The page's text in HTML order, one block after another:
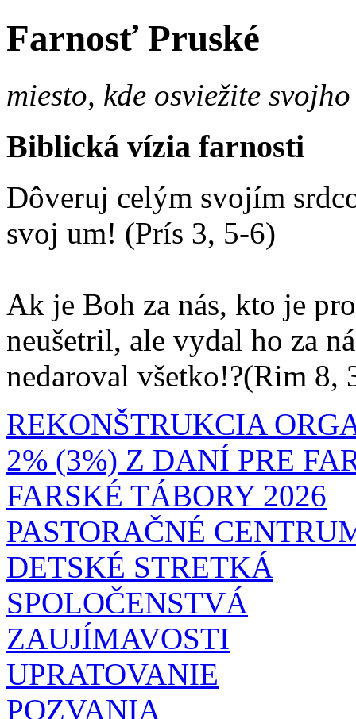
Farnosť Pruské
miesto, kde osviežite
Biblická vízia farnosti
Dôveruj celým svojím
svoj um! (Prís 3, 5-6)
Ak je Boh za nás, kto je
neušetril, ale vydal ho za
nedaroval všetko!?(Rim 8,
REKONŠTRUKCIA
2% (3%) Z DANÍ PRE
FARSKÉ TÁBORY 2026
PASTORAČNÉ
DETSKÉ STRETKÁ
SPOLOČENSTVÁ
ZAUJÍMAVOSTI
UPRATOVANIE
POZVANIA